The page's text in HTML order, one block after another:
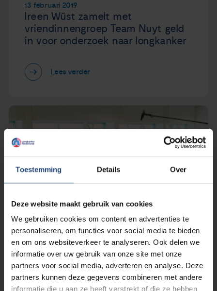
Toestemming Details Over
Deze website maakt gebruik van cookies
We gebruiken cookies om content en advertenties te
personaliseren, om functies voor social media te bieden
en om ons websiteverkeer te analyseren. Ook delen we
informatie over uw gebruik van onze site met onze
partners voor social media, adverteren en analyse. Deze
partners kunnen deze gegevens combineren met andere
informatie die u aan ze heeft verstrekt of die ze hebben
13 februari 2019
Ireen Wüst zamelt met
vriendinnengroep Team Nuyt geld
in voor onderzoek naar longkanker
Lees verder
11 februari 2019
Anne Marie van Veen: ‘Dag klas, ik